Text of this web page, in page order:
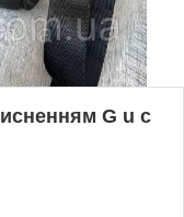
G u c